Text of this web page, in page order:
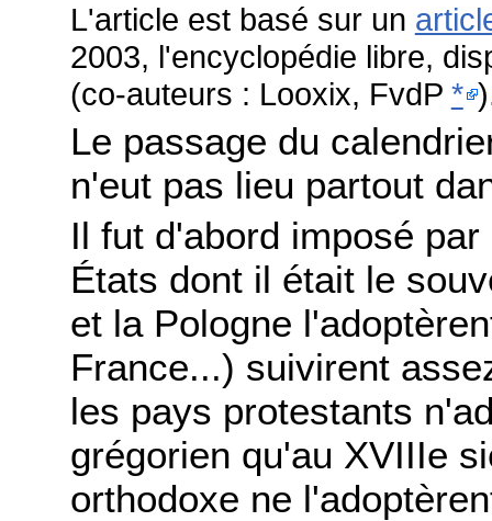
L'article est basé sur un
2003, l'encyclopédie libre,
(co-auteurs : Looxix, FvdP *
Le passage du
n'eut pas lieu partout
Il fut d'abord imposé
États dont il était le
et la Pologne
France...) suivirent
les pays protestants
grégorien qu'au XVIIIe
orthodoxe ne